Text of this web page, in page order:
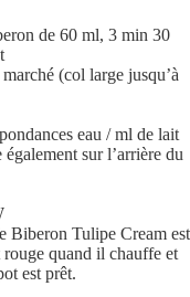
de 60 ml, 3 min 30
(col large jusqu’à
eau / ml de lait
sur l’arrière du
Tulipe Cream est
quand il chauffe et
est prêt.